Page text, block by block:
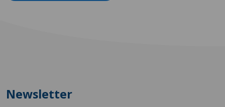
Newsletter